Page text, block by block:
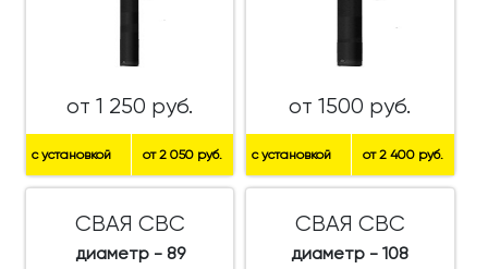
от 1 250 руб.
с установкой от 2 050 руб.
от 1500 руб.
с установкой от 2 400 руб.
СВАЯ СВС
диаметр - 89
СВАЯ СВС
диаметр - 108